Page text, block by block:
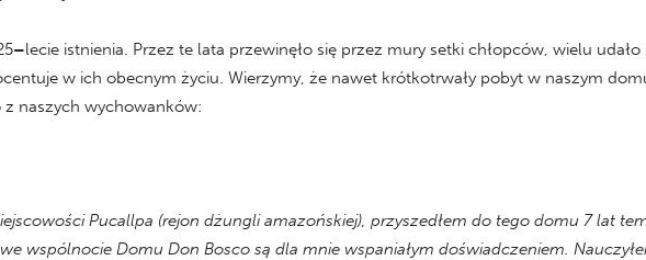
–lecie istnienia. Przez te lata przewinęło się przez mury setki chłopców, wielu
w ich obecnym życiu. Wierzymy, że nawet krótkotrwały pobyt w naszym
naszych wychowanków:
Pucallpa (rejon dżungli amazońskiej), przyszedłem do tego domu 7 lat
wspólnocie Domu Don Bosco są dla mnie wspaniałym doświadczeniem.